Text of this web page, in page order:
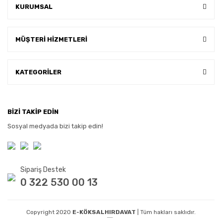
KURUMSAL
MÜŞTERİ HİZMETLERİ
KATEGORİLER
BİZİ TAKİP EDİN
Sosyal medyada bizi takip edin!
Sipariş Destek
0 322 530 00 13
Copyright 2020 E-KÖKSALHIRDAVAT | Tüm hakları saklıdır.